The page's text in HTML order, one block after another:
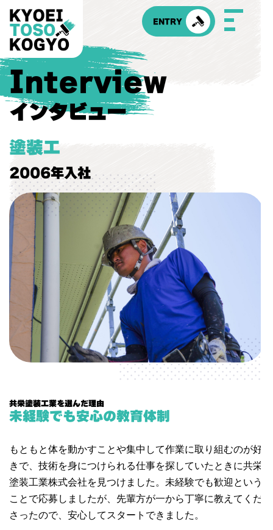
ENTRY
へ
ス
ッ
ホーム 共栄塗装工業について
仕事内容（営業職） 仕事内容（事務職）
社員インタビュー（塗装工）
社員インタビュー（営業職）
社員インタビュー（事務職）
データで見る共栄塗装工業 募集要項
エントリーフォーム
Interview
インタビュー
塗装工
2006年入社
共栄塗装工業を選んだ理由
未経験でも安心の教育体制
もともと体を動かすことや集中して作業に取り組むのが好
きで、技術を身につけられる仕事を探していたときに共栄
塗装工業株式会社を見つけました。未経験でも歓迎という
ことで応募しましたが、先輩方が一から丁寧に教えてくだ
さったので、安心してスタートできました。